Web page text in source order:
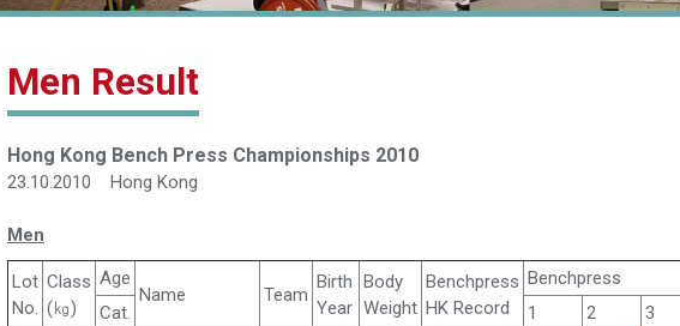
Men Result
Hong Kong Bench Press Championships 2010
23.10.2010 Hong Kong
Men
Lot
No.
Class
(㎏)
Age
Name Team
Birth
Year
Body
Weight
Benchpress
HK Record
Benchpress
Cat.
1 2 3